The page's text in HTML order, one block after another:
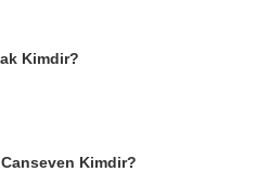
Kimdir?
Kimdir?